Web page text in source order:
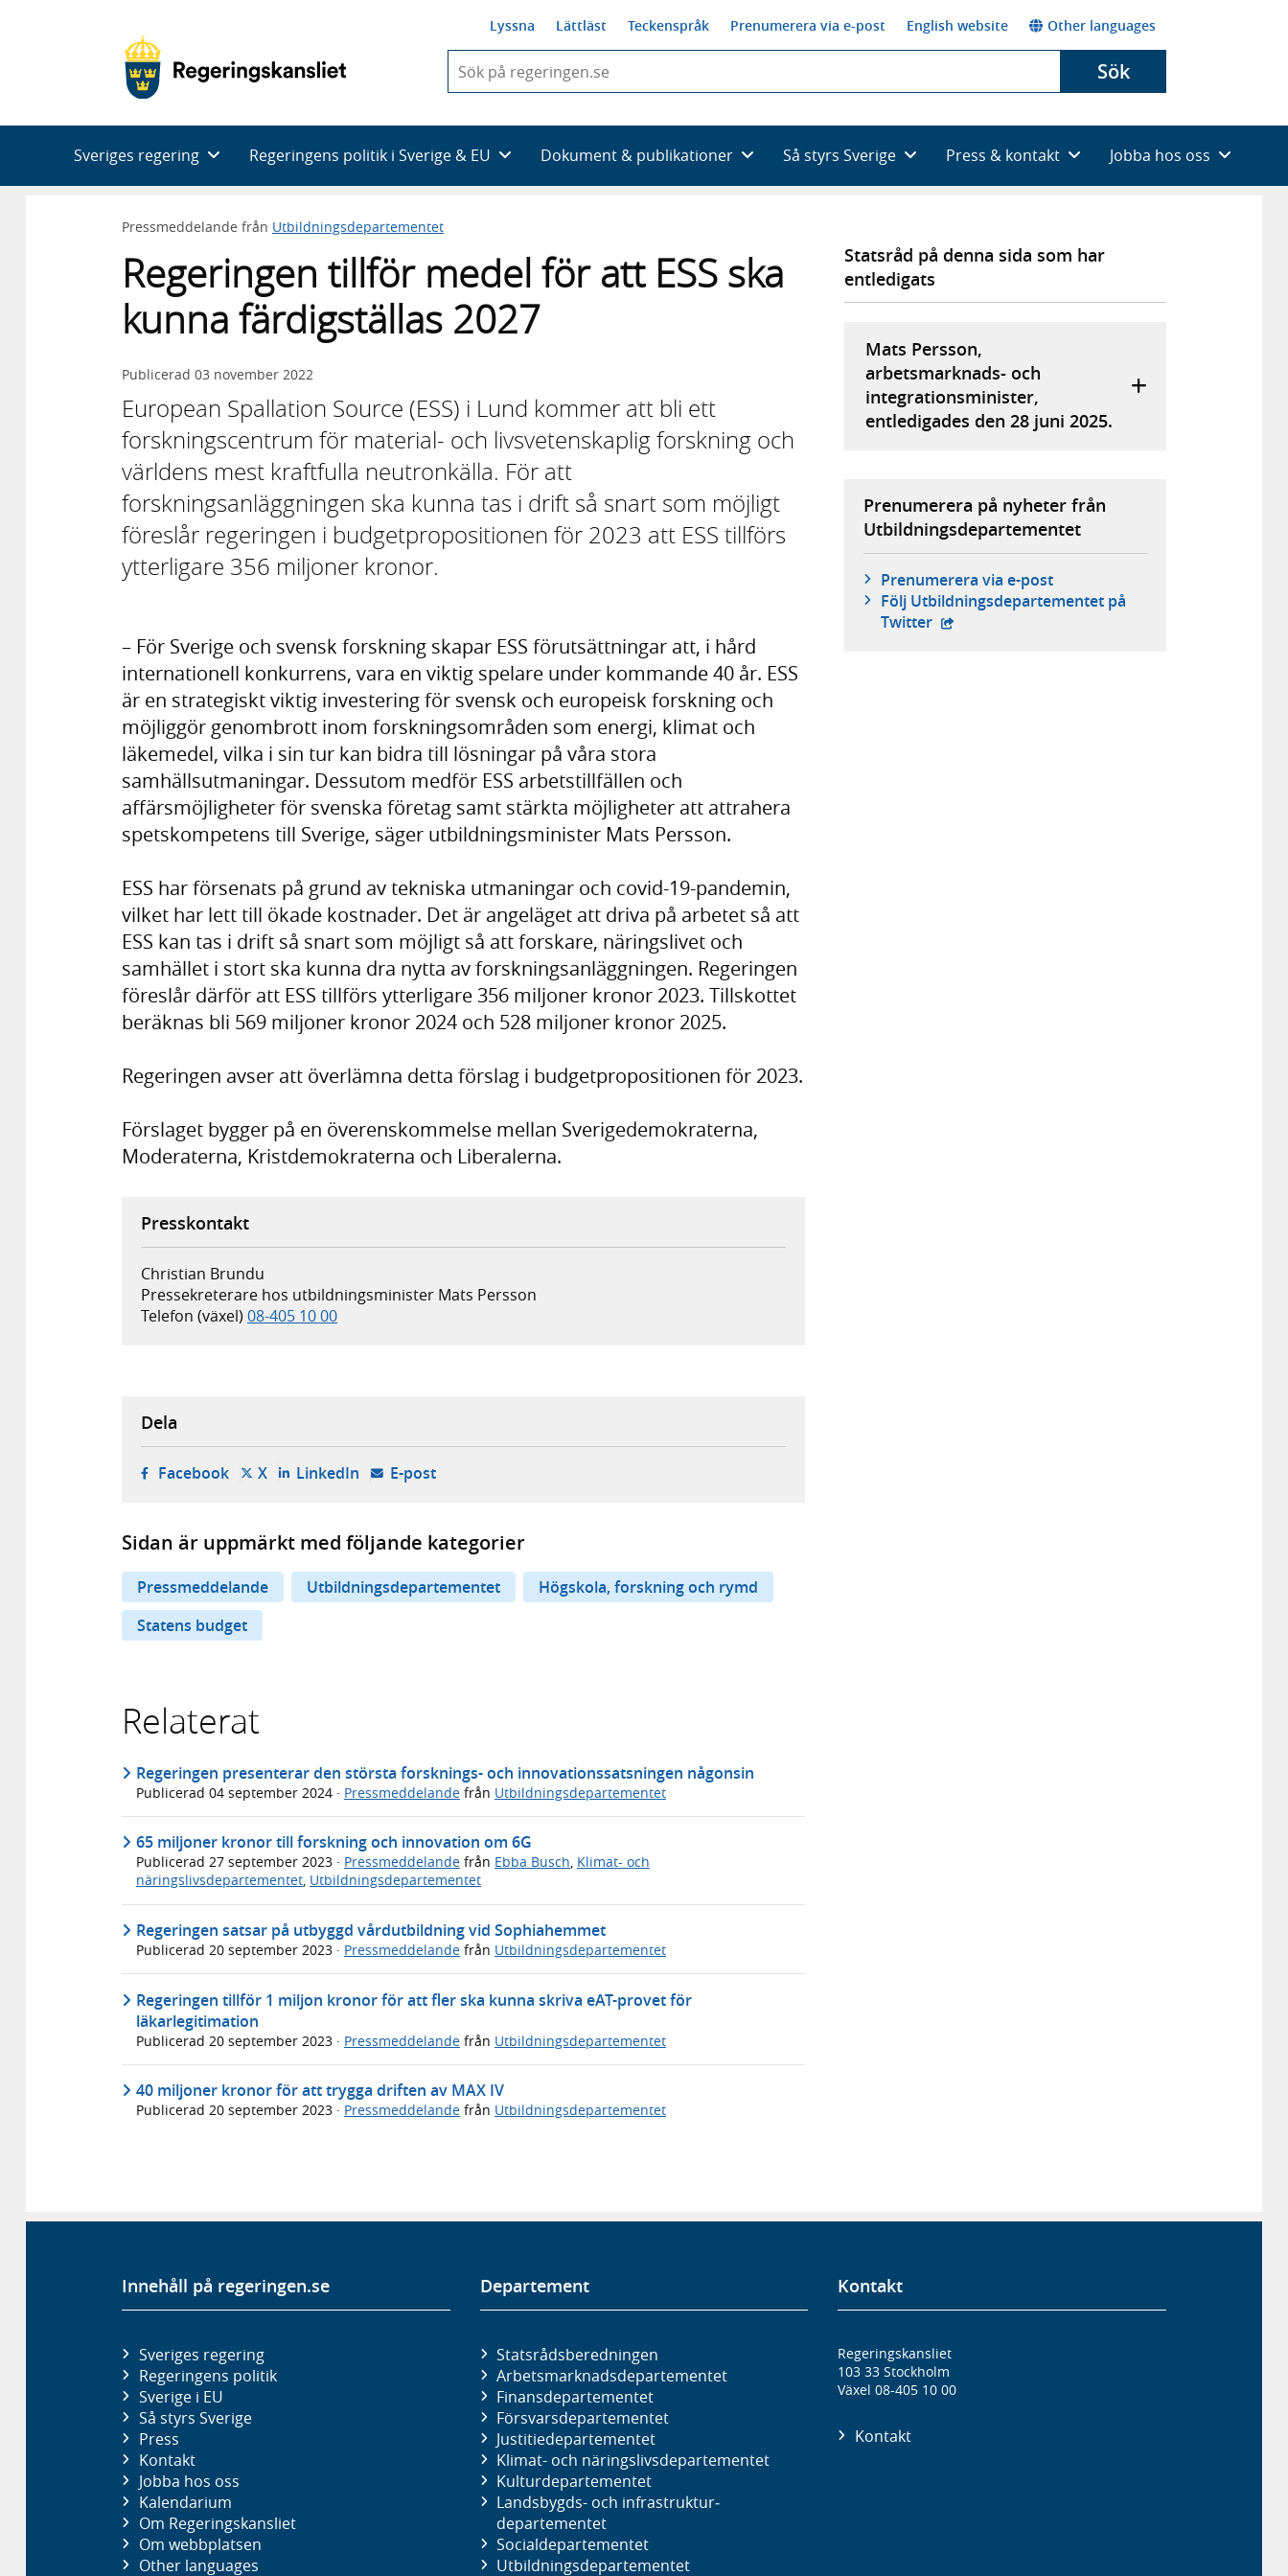
Lyssna Lättläst Teckenspråk Prenumerera via e-post English website Other languages
du
skriva
framträder
en
Sök
Sveriges regering Regeringens politik i Sverige & EU Dokument & publikationer Så styrs Sverige Press & kontakt Jobba hos oss
Pressmeddelande från Utbildningsdepartementet
Regeringen tillför medel för att ESS ska
kunna färdigställas 2027
Publicerad 03 november 2022
European Spallation Source (ESS) i Lund kommer att bli ett
forskningscentrum för material- och livsvetenskaplig forskning och
världens mest kraftfulla neutronkälla. För att
forskningsanläggningen ska kunna tas i drift så snart som möjligt
föreslår regeringen i budgetpropositionen för 2023 att ESS tillförs
ytterligare 356 miljoner kronor.
– För Sverige och svensk forskning skapar ESS förutsättningar att, i hård
internationell konkurrens, vara en viktig spelare under kommande 40 år. ESS
är en strategiskt viktig investering för svensk och europeisk forskning och
möjliggör genombrott inom forskningsområden som energi, klimat och
läkemedel, vilka i sin tur kan bidra till lösningar på våra stora
samhällsutmaningar. Dessutom medför ESS arbetstillfällen och
affärsmöjligheter för svenska företag samt stärkta möjligheter att attrahera
spetskompetens till Sverige, säger utbildningsminister Mats Persson.
ESS har försenats på grund av tekniska utmaningar och covid-19-pandemin,
vilket har lett till ökade kostnader. Det är angeläget att driva på arbetet så att
ESS kan tas i drift så snart som möjligt så att forskare, näringslivet och
samhället i stort ska kunna dra nytta av forskningsanläggningen. Regeringen
föreslår därför att ESS tillförs ytterligare 356 miljoner kronor 2023. Tillskottet
beräknas bli 569 miljoner kronor 2024 och 528 miljoner kronor 2025.
Regeringen avser att överlämna detta förslag i budgetpropositionen för 2023.
Förslaget bygger på en överenskommelse mellan Sverigedemokraterna,
Moderaterna, Kristdemokraterna och Liberalerna.
Presskontakt
Christian Brundu
Pressekreterare hos utbildningsminister Mats Persson
Telefon (växel) 08-405 10 00
Statsråd på denna sida som har
entledigats
Mats Persson,
arbetsmarknads- och
integrationsminister,
entledigades den 28 juni 2025.
Prenumerera på nyheter från
Utbildningsdepartementet
Prenumerera via e-post
Följ Utbildnings­departementet på
Twitter - extern webbplats,
Dela
Facebook- öppnas i ny flik, extern webbplats,
X- öppnas i ny flik, extern webbplats,
LinkedIn- öppnas i ny flik, extern webbplats,
E-post- öppnar din e-postklient,
Sidan är uppmärkt med följande kategorier
Pressmeddelande Utbildningsdepartementet
Högskola, forskning och rymd
Statens budget
Relaterat
Regeringen presenterar den största forsknings- och innovationssatsningen någonsin
Publicerad 04 september 2024 · Pressmeddelande från Utbildningsdepartementet
65 miljoner kronor till forskning och innovation om 6G
Publicerad 27 september 2023 · Pressmeddelande från Ebba Busch, Klimat- och
näringslivsdepartementet, Utbildningsdepartementet
Regeringen satsar på utbyggd vårdutbildning vid Sophiahemmet
Publicerad 20 september 2023 · Pressmeddelande från Utbildningsdepartementet
Regeringen tillför 1 miljon kronor för att fler ska kunna skriva eAT-provet för
läkarlegitimation
Publicerad 20 september 2023 · Pressmeddelande från Utbildningsdepartementet
40 miljoner kronor för att trygga driften av MAX IV
Publicerad 20 september 2023 · Pressmeddelande från Utbildningsdepartementet
Innehåll på regeringen.se
Sveriges regering
Regeringens politik
Sverige i EU
Så styrs Sverige
Press
Kontakt
Jobba hos oss
Kalendarium
Om Regeringskansliet
Om webbplatsen
Other languages
Departement
Statsrådsberedningen
Arbetsmarknads­departementet
Finans­departementet
Försvars­departementet
Justitie­departementet
Klimat- och näringslivs­departementet
Kultur­departementet
Landsbygds- och infrastruktur­
departementet
Social­departementet
Utbildnings­departementet
Kontakt
Regeringskansliet
103 33 Stockholm
Växel 08-405 10 00
Kontakt